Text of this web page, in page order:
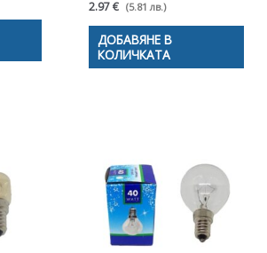
2.97 € (5.81 лв.)
ДОБАВЯНЕ В
КОЛИЧКАТА